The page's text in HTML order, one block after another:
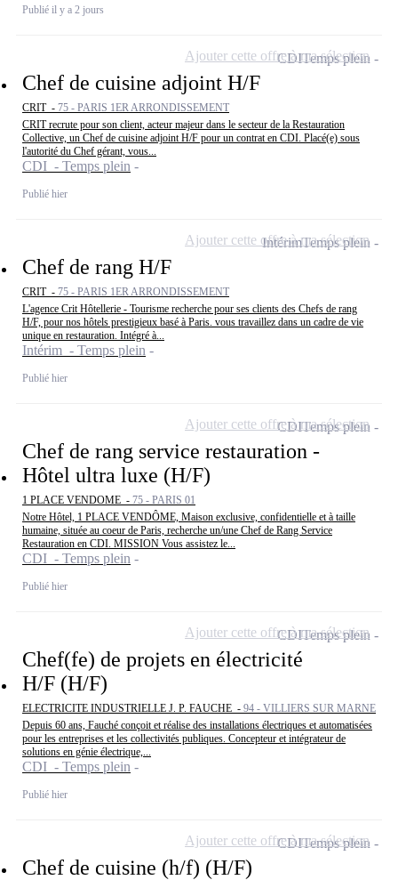
Publié il y a 2 jours
Chef de cuisine adjoint H/F
CRIT - 75 - PARIS 1ER ARRONDISSEMENT
CRIT recrute pour son client, acteur majeur dans le secteur de la Restauration
Collective, un Chef de cuisine adjoint H/F pour un contrat en CDI. Placé(e) sous
l'autorité du Chef gérant, vous...
CDI - Temps plein
Publié hier
CDITemps plein
Ajouter cette offre à ma sélection
Chef de rang H/F
CRIT - 75 - PARIS 1ER ARRONDISSEMENT
L'agence Crit Hôtellerie - Tourisme recherche pour ses clients des Chefs de rang
H/F, pour nos hôtels prestigieux basé à Paris. vous travaillez dans un cadre de vie
unique en restauration. Intégré à...
Intérim - Temps plein
Publié hier
IntérimTemps plein
Ajouter cette offre à ma sélection
Chef de rang service restauration -
Hôtel ultra luxe (H/F)
1 PLACE VENDOME - 75 - PARIS 01
Notre Hôtel, 1 PLACE VENDÔME, Maison exclusive, confidentielle et à taille
humaine, située au coeur de Paris, recherche un/une Chef de Rang Service
Restauration en CDI. MISSION Vous assistez le...
CDI - Temps plein
Publié hier
CDITemps plein
Ajouter cette offre à ma sélection
Chef(fe) de projets en électricité
H/F (H/F)
ELECTRICITE INDUSTRIELLE J. P. FAUCHE - 94 - VILLIERS SUR MARNE
Depuis 60 ans, Fauché conçoit et réalise des installations électriques et automatisées
pour les entreprises et les collectivités publiques. Concepteur et intégrateur de
solutions en génie électrique,...
CDI - Temps plein
Publié hier
CDITemps plein
Ajouter cette offre à ma sélection
Chef de cuisine (h/f) (H/F)
CDITemps plein
Ajouter cette offre à ma sélection